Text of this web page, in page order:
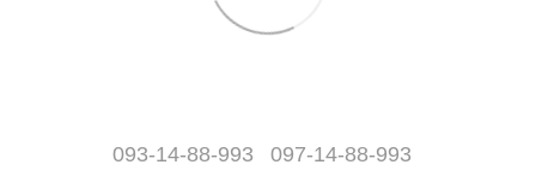
093-14-88-993 097-14-88-993